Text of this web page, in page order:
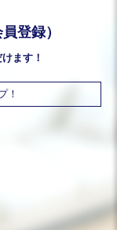
登録）
ます！
！